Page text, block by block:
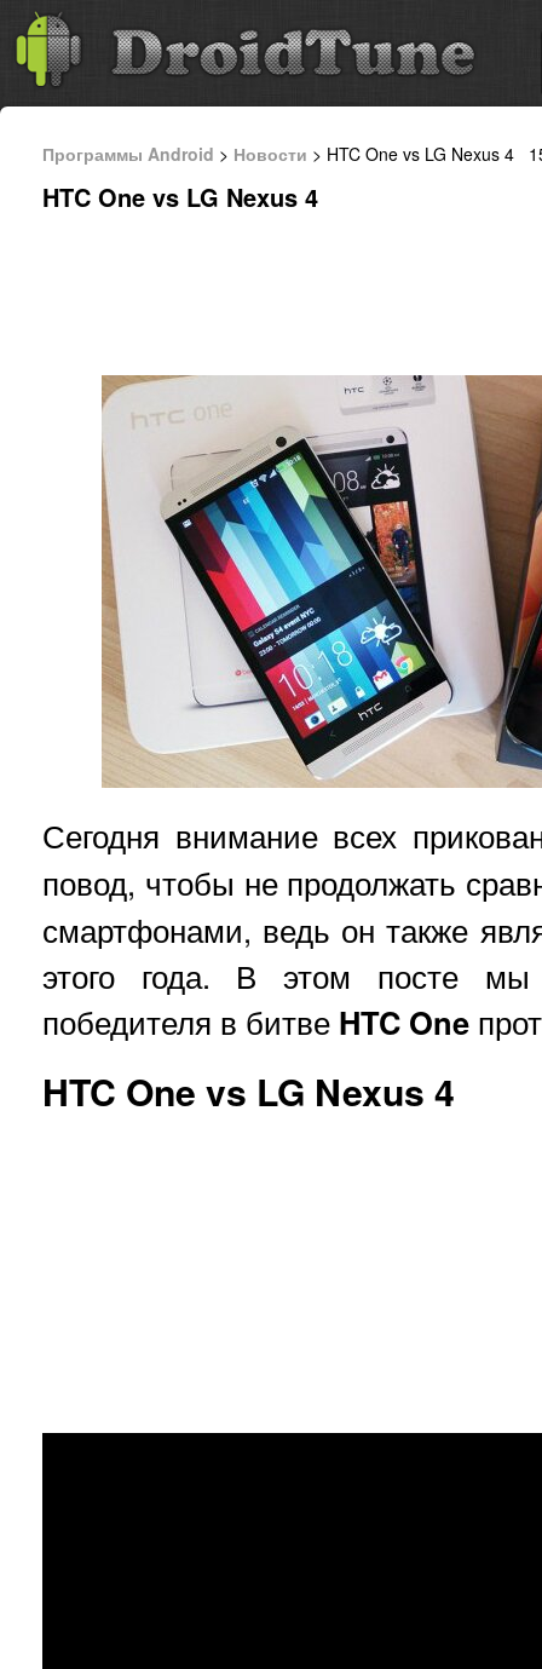
Программы Android > Новости > HTC One vs LG Nexus 4
HTC One vs LG Nexus 4
Сегодня внимание всех
повод, чтобы не продолжать
смартфонами, ведь он также
этого года. В этом посте мы
победителя в битве HTC One
HTC One vs LG Nexus 4